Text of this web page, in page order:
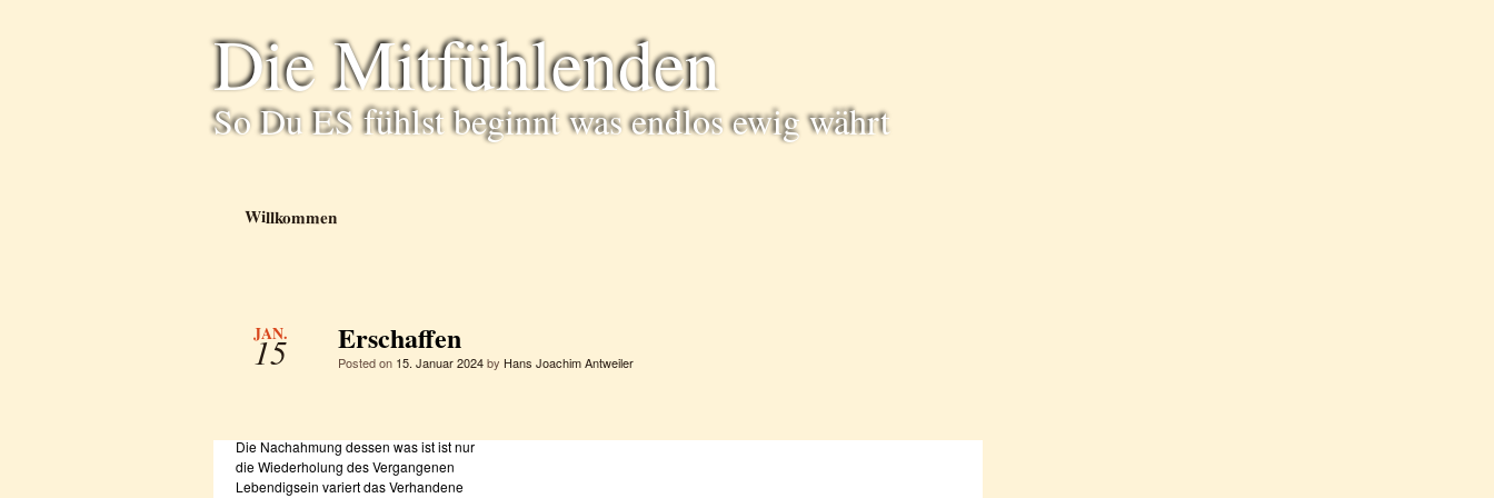
Die Mitfühlenden
So Du ES fühlst beginnt was endlos ewig währt
Willkommen
JAN.
15 Erschaffen
Posted on 15. Januar 2024by Hans Joachim Antweiler
Die Nachahmung dessen was ist ist nur
die Wiederholung des Vergangenen
Lebendigsein variert das Verhandene